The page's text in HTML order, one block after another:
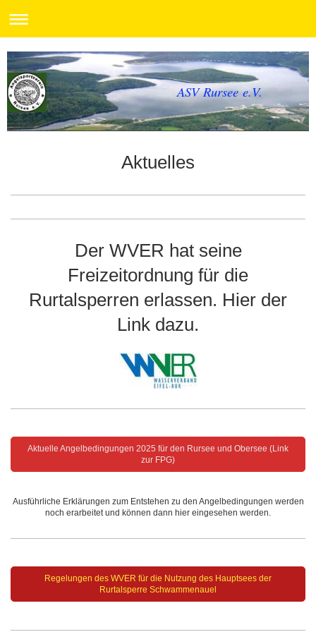
ASV Rursee e.V.
Aktuelles
Der WVER hat seine
Freizeitordnung für die
Rurtalsperren erlassen. Hier der
Link dazu.
Aktuelle Angelbedingungen 2025 für den Rursee und Obersee (Link
zur FPG)
Ausführliche Erklärungen zum Entstehen zu den Angelbedingungen werden
noch erarbeitet und können dann hier eingesehen werden.
Regelungen des WVER für die Nutzung des Hauptsees der
Rurtalsperre Schwammenauel